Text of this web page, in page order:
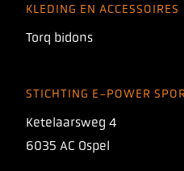
KLEDING EN ACCESSOIRES
Torq bidons
STICHTING E-POWER
Ketelaarsweg 4
6035 AC Ospel